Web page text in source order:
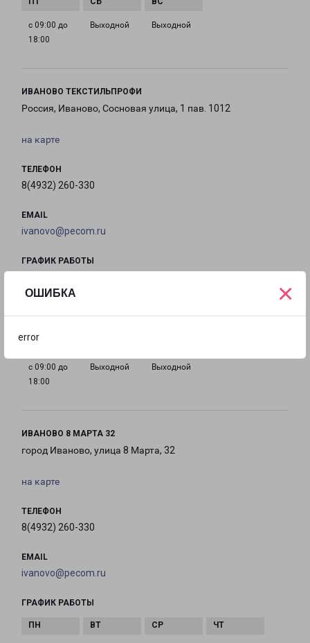
ОШИБКА
error
×
с 09:00 до
18:00
Выходной Выходной
ИВАНОВО ТЕКСТИЛЬПРОФИ
Россия, Иваново, Сосновая улица, 1 пав. 1012
на карте
ТЕЛЕФОН
8(4932) 260-330
EMAIL
ivanovo@pecom.ru
ГРАФИК РАБОТЫ
с 09:00 до
18:00
Выходной Выходной
ИВАНОВО 8 МАРТА 32
город Иваново, улица 8 Марта, 32
на карте
ТЕЛЕФОН
8(4932) 260-330
EMAIL
ivanovo@pecom.ru
ГРАФИК РАБОТЫ